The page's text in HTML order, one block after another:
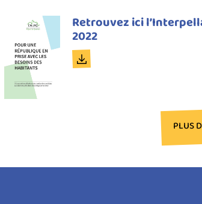
Titre
du
document
Retrouvez ici
2022
Document
PLUS